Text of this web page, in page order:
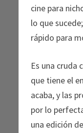
cine para
lo que
rápido para
Es una cruda
que tiene el
acaba, y las
por lo
una edición